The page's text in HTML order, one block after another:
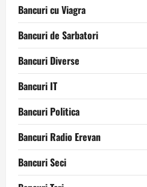
Bancuri cu Viagra
Bancuri de Sarbatori
Bancuri Diverse
Bancuri IT
Bancuri Politica
Bancuri Radio Erevan
Bancuri Seci